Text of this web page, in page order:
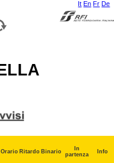
It En Fr De
Orario Ritardo Binario
In
partenza
Info